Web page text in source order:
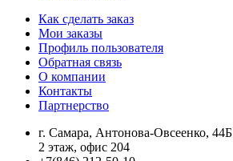
Как сделать заказ
Мои заказы
Профиль пользователя
Обратная связь
О компании
Контакты
Партнерство
г. Самара, Антонова-Овсеенко, 44Б
2 этаж, офис 204